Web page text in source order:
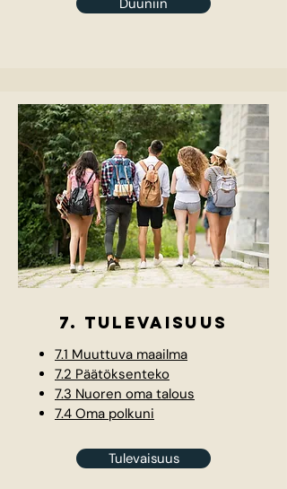
Duuniin
7. tulevaisuus
7.1 Muuttuva maailma
7.2 Päätöksenteko
7.3 Nuoren oma talous
7.4 Oma polkuni
Tulevaisuus